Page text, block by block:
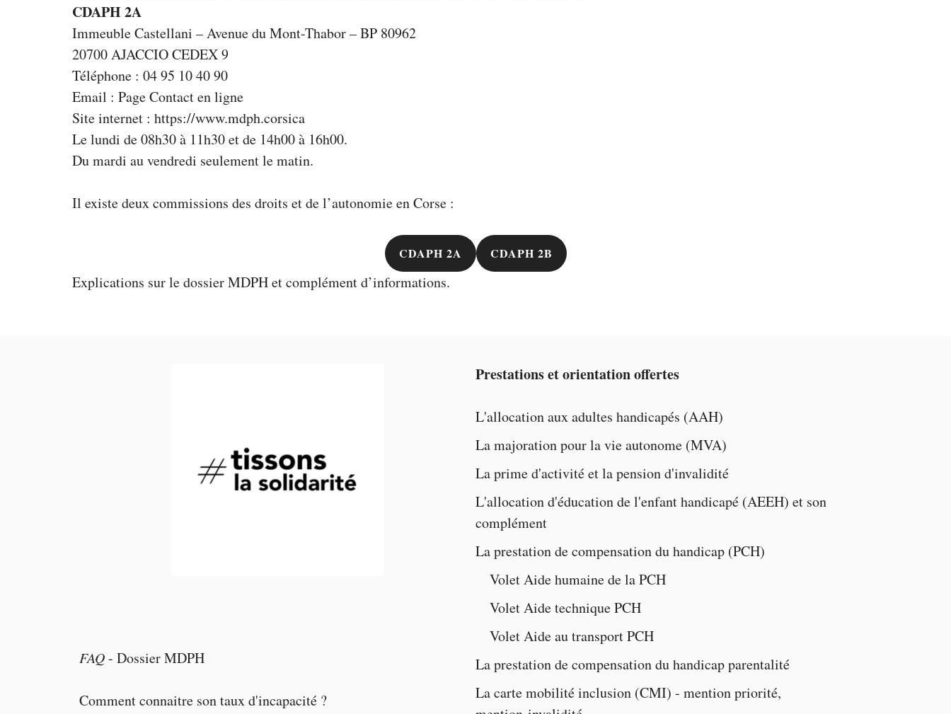
CDAPH 2A
Immeuble Castellani – Avenue du Mont-Thabor – BP 80962
20700 AJACCIO CEDEX 9
Téléphone : 04 95 10 40 90
Email : Page Contact en ligne
Site internet : https://www.mdph.corsica
Le lundi de 08h30 à 11h30 et de 14h00 à 16h00.
Du mardi au vendredi seulement le matin.
Il existe deux commissions des droits et de l’autonomie en Corse :
CDAPH 2A CDAPH 2B
Explications sur ledossier MDPHet complément d’informations.
FAQ- Dossier MDPH
Comment connaitre son taux d'incapacité ?
Prestations et orientation offertes
L'allocation aux adultes handicapés (AAH)
La majoration pour la vie autonome (MVA)
Laprime d'activitéet lapension d'invalidité
L'allocation d'éducation de l'enfant handicapé (AEEH) et son
complément
Laprestation de compensation du handicap (PCH)
VoletAide humaine de la PCH
VoletAide technique PCH
VoletAide au transport PCH
Laprestation de compensation du handicap parentalité
Lacarte mobilité inclusion (CMI) - mention priorité,